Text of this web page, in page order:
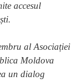
accesul
al Asociației
Moldova
un dialog